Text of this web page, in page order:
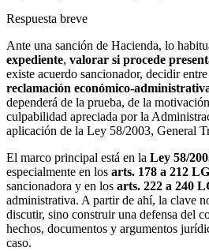
Respuesta breve
Ante una sanción de Hacienda, lo
expediente, valorar si procede
existe acuerdo sancionador, decidir entre
reclamación económico-
dependerá de la prueba, de la
culpabilidad apreciada por la
aplicación de la Ley 58/2003, General
El marco principal está en la Ley 58/
especialmente en los arts. 178 a 212
sancionadora y en los arts. 222 a 240
administrativa. A partir de ahí, la clave
discutir, sino construir una defensa del
hechos, documentos y argumentos
caso.